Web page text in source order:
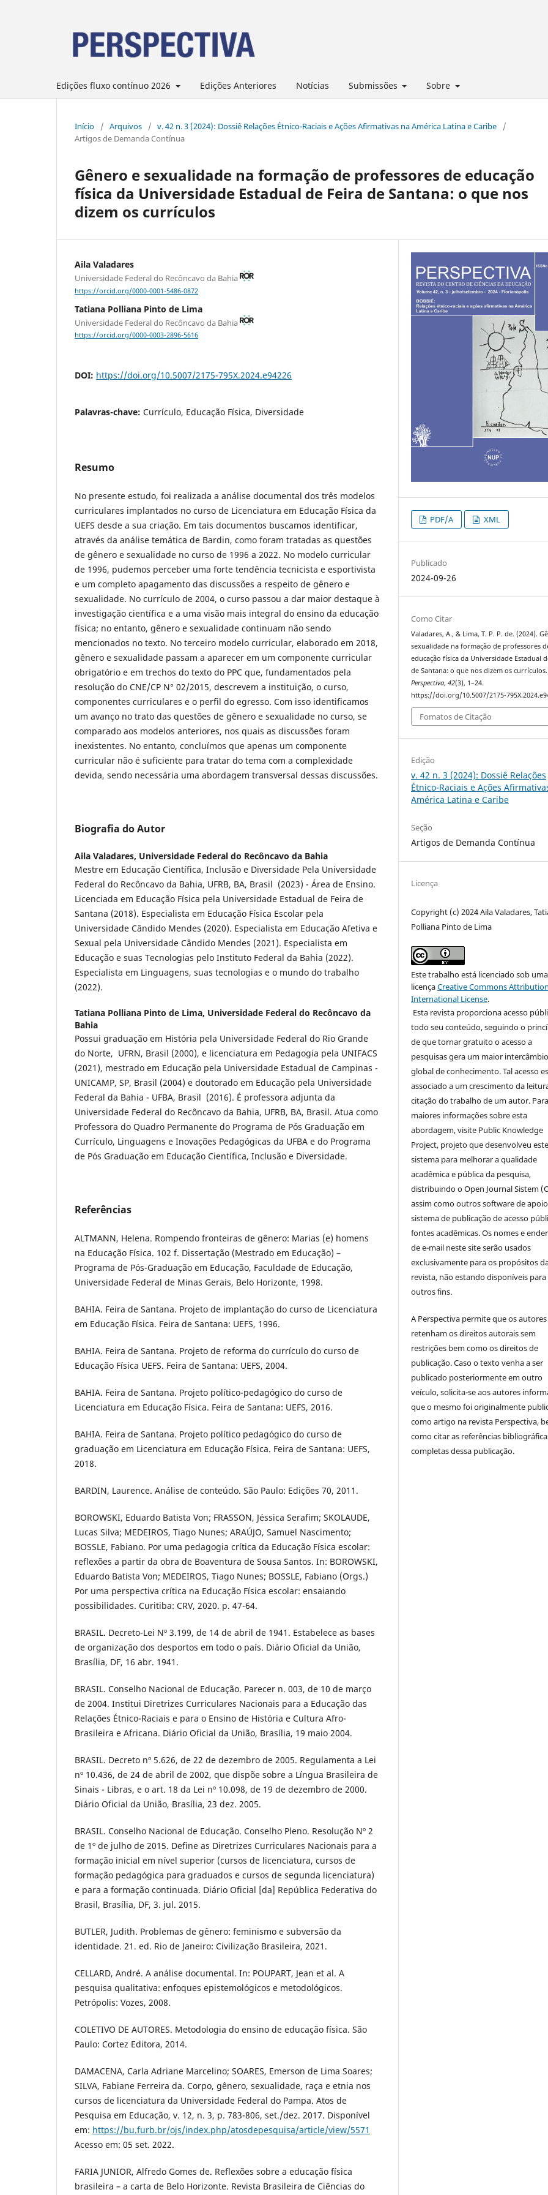
Edições fluxo contínuo 2026 Edições Anteriores Notícias Submissões Sobre
Início / Arquivos / v. 42 n. 3 (2024): Dossiê Relações Étnico-Raciais e Ações Afirmativas na América Latina e Caribe
/
Artigos de Demanda Contínua
Gênero e sexualidade na formação de professores de educação
física da Universidade Estadual de Feira de Santana: o que nos
dizem os currículos
Aila Valadares
Universidade Federal do Recôncavo da Bahia
https://orcid.org/0000-0001-5486-0872
Tatiana Polliana Pinto de Lima
Universidade Federal do Recôncavo da Bahia
https://orcid.org/0000-0003-2896-5616
DOI: https://doi.org/10.5007/2175-795X.2024.e94226
Palavras-chave: Currículo, Educação Física, Diversidade
Resumo
No presente estudo, foi realizada a análise documental dos três modelos
curriculares implantados no curso de Licenciatura em Educação Física da
UEFS desde a sua criação. Em tais documentos buscamos identificar,
através da análise temática de Bardin, como foram tratadas as questões
de gênero e sexualidade no curso de 1996 a 2022. No modelo curricular
de 1996, pudemos perceber uma forte tendência tecnicista e esportivista
e um completo apagamento das discussões a respeito de gênero e
sexualidade. No currículo de 2004, o curso passou a dar maior destaque à
investigação científica e a uma visão mais integral do ensino da educação
física; no entanto, gênero e sexualidade continuam não sendo
mencionados no texto. No terceiro modelo curricular, elaborado em 2018,
gênero e sexualidade passam a aparecer em um componente curricular
obrigatório e em trechos do texto do PPC que, fundamentados pela
resolução do CNE/CP N° 02/2015, descrevem a instituição, o curso,
componentes curriculares e o perfil do egresso. Com isso identificamos
um avanço no trato das questões de gênero e sexualidade no curso, se
comparado aos modelos anteriores, nos quais as discussões foram
inexistentes. No entanto, concluímos que apenas um componente
curricular não é suficiente para tratar do tema com a complexidade
devida, sendo necessária uma abordagem transversal dessas discussões.
Biografia do Autor
Aila Valadares, Universidade Federal do Recôncavo da Bahia
Mestre em Educação Científica, Inclusão e Diversidade Pela Universidade
Federal do Recôncavo da Bahia, UFRB, BA, Brasil (2023) - Área de Ensino.
Licenciada em Educação Física pela Universidade Estadual de Feira de
Santana (2018). Especialista em Educação Física Escolar pela
Universidade Cândido Mendes (2020). Especialista em Educação Afetiva e
Sexual pela Universidade Cândido Mendes (2021). Especialista em
Educação e suas Tecnologias pelo Instituto Federal da Bahia (2022).
Especialista em Linguagens, suas tecnologias e o mundo do trabalho
(2022).
Tatiana Polliana Pinto de Lima, Universidade Federal do Recôncavo da
Bahia
Possui graduação em História pela Universidade Federal do Rio Grande
do Norte, UFRN, Brasil (2000), e licenciatura em Pedagogia pela UNIFACS
(2021), mestrado em Educação pela Universidade Estadual de Campinas -
UNICAMP, SP, Brasil (2004) e doutorado em Educação pela Universidade
Federal da Bahia - UFBA, Brasil (2016). É professora adjunta da
Universidade Federal do Recôncavo da Bahia, UFRB, BA, Brasil. Atua como
Professora do Quadro Permanente do Programa de Pós Graduação em
Currículo, Linguagens e Inovações Pedagógicas da UFBA e do Programa
de Pós Graduação em Educação Científica, Inclusão e Diversidade.
Referências
ALTMANN, Helena. Rompendo fronteiras de gênero: Marias (e) homens
na Educação Física. 102 f. Dissertação (Mestrado em Educação) –
Programa de Pós-Graduação em Educação, Faculdade de Educação,
Universidade Federal de Minas Gerais, Belo Horizonte, 1998.
BAHIA. Feira de Santana. Projeto de implantação do curso de Licenciatura
em Educação Física. Feira de Santana: UEFS, 1996.
BAHIA. Feira de Santana. Projeto de reforma do currículo do curso de
Educação Física UEFS. Feira de Santana: UEFS, 2004.
BAHIA. Feira de Santana. Projeto político-pedagógico do curso de
Licenciatura em Educação Física. Feira de Santana: UEFS, 2016.
BAHIA. Feira de Santana. Projeto político pedagógico do curso de
graduação em Licenciatura em Educação Física. Feira de Santana: UEFS,
2018.
BARDIN, Laurence. Análise de conteúdo. São Paulo: Edições 70, 2011.
BOROWSKI, Eduardo Batista Von; FRASSON, Jéssica Serafim; SKOLAUDE,
Lucas Silva; MEDEIROS, Tiago Nunes; ARAÚJO, Samuel Nascimento;
BOSSLE, Fabiano. Por uma pedagogia crítica da Educação Física escolar:
reflexões a partir da obra de Boaventura de Sousa Santos. In: BOROWSKI,
Eduardo Batista Von; MEDEIROS, Tiago Nunes; BOSSLE, Fabiano (Orgs.)
Por uma perspectiva crítica na Educação Física escolar: ensaiando
possibilidades. Curitiba: CRV, 2020. p. 47-64.
BRASIL. Decreto-Lei Nº 3.199, de 14 de abril de 1941. Estabelece as bases
de organização dos desportos em todo o país. Diário Oficial da União,
Brasília, DF, 16 abr. 1941.
BRASIL. Conselho Nacional de Educação. Parecer n. 003, de 10 de março
de 2004. Institui Diretrizes Curriculares Nacionais para a Educação das
Relações Étnico-Raciais e para o Ensino de História e Cultura Afro-
Brasileira e Africana. Diário Oficial da União, Brasília, 19 maio 2004.
BRASIL. Decreto nº 5.626, de 22 de dezembro de 2005. Regulamenta a Lei
nº 10.436, de 24 de abril de 2002, que dispõe sobre a Língua Brasileira de
Sinais - Libras, e o art. 18 da Lei nº 10.098, de 19 de dezembro de 2000.
Diário Oficial da União, Brasília, 23 dez. 2005.
BRASIL. Conselho Nacional de Educação. Conselho Pleno. Resolução Nº 2
de 1º de julho de 2015. Define as Diretrizes Curriculares Nacionais para a
formação inicial em nível superior (cursos de licenciatura, cursos de
formação pedagógica para graduados e cursos de segunda licenciatura)
e para a formação continuada. Diário Oficial [da] República Federativa do
Brasil, Brasília, DF, 3. jul. 2015.
BUTLER, Judith. Problemas de gênero: feminismo e subversão da
identidade. 21. ed. Rio de Janeiro: Civilização Brasileira, 2021.
CELLARD, André. A análise documental. In: POUPART, Jean et al. A
pesquisa qualitativa: enfoques epistemológicos e metodológicos.
Petrópolis: Vozes, 2008.
COLETIVO DE AUTORES. Metodologia do ensino de educação física. São
Paulo: Cortez Editora, 2014.
DAMACENA, Carla Adriane Marcelino; SOARES, Emerson de Lima Soares;
SILVA, Fabiane Ferreira da. Corpo, gênero, sexualidade, raça e etnia nos
cursos de licenciatura da Universidade Federal do Pampa. Atos de
Pesquisa em Educação, v. 12, n. 3, p. 783-806, set./dez. 2017. Disponível
em: https://bu.furb.br/ojs/index.php/atosdepesquisa/article/view/5571
Acesso em: 05 set. 2022.
FARIA JUNIOR, Alfredo Gomes de. Reflexões sobre a educação física
brasileira – a carta de Belo Horizonte. Revista Brasileira de Ciências do
PDF/A XML
Publicado
2024-09-26
Como Citar
Valadares, A., & Lima, T. P. P. de. (2024).
sexualidade na formação de professores
educação física da Universidade Estadual
de Santana: o que nos dizem os currículos.
Perspectiva,42(3), 1–24.
https://doi.org/10.5007/2175-
Fomatos de Citação
Edição
v. 42 n. 3 (2024): Dossiê Relações
Étnico-Raciais e Ações
América Latina e Caribe
Seção
Artigos de Demanda Contínua
Licença
Copyright (c) 2024 Aila Valadares,
Polliana Pinto de Lima
Este trabalho está licenciado sob uma
licençaCreative Commons
International License.
Esta revista proporciona acesso
todo seu conteúdo, seguindo o
de que tornar gratuito o acesso a
pesquisas gera um maior intercâmbio
global de conhecimento. Tal acesso
associado a um crescimento da
citação do trabalho de um autor. Para
maiores informações sobre esta
abordagem, visite Public Knowledge
Project, projeto que desenvolveu este
sistema para melhorar a qualidade
acadêmica e pública da pesquisa,
distribuindo o Open Journal Sistem
assim como outros software de
sistema de publicação de acesso
fontes acadêmicas. Os nomes e
de e-mail neste site serão usados
exclusivamente para os propósitos
revista, não estando disponíveis para
outros fins.
A Perspectiva permite que os autores
retenham os direitos autorais sem
restrições bem como os direitos de
publicação. Caso o texto venha a ser
publicado posteriormente em outro
veículo, solicita-se aos autores
que o mesmo foi originalmente
como artigo na revista Perspectiva,
como citar as referências
completas dessa publicação.